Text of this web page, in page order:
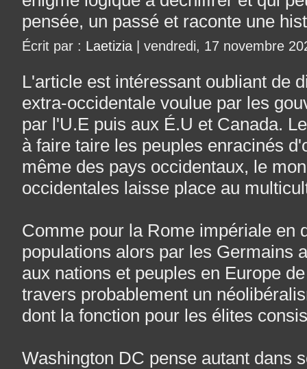
pensée, un passé et raconte une
Écrit par : Laetizia | vendredi, 17 novembre
L'article est intéressant oubliant de
extra-occidentale voulue par les
par l'U.E puis aux É.U et Canada.
à faire taire les peuples enracinés
même des pays occidentaux, le
occidentales laisse place au
Comme pour la Rome impériale en
populations alors par les Germains
aux nations et peuples en Europe
travers probablement un
dont la fonction pour les élites
Washington DC pense autant dans